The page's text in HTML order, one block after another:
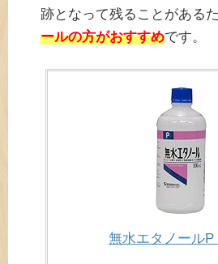
跡となって残ることがあるた
ールの方がおすすめです。
無水エタノールP